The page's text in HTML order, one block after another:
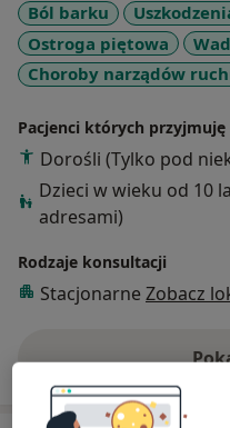
Przeprowadzam
nieoperacyjne-
Zajmuję się leczeniem
pourazowych,
m.in. zespołów
innych stawów, oraz
pierwotnych i wtórnych.
Ból barku
Ostroga piętowa
Choroby narządów
Pacjenci których przyjmuję
Dorośli (Tylko pod
Dzieci w wieku od 10
adresami)
Rodzaje konsultacji
Stacjonarne Zobacz